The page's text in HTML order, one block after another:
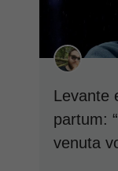
Levante
partum:
venuta